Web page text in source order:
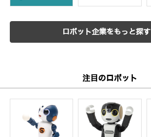
ロボット企業をもっと探す
注目のロボット